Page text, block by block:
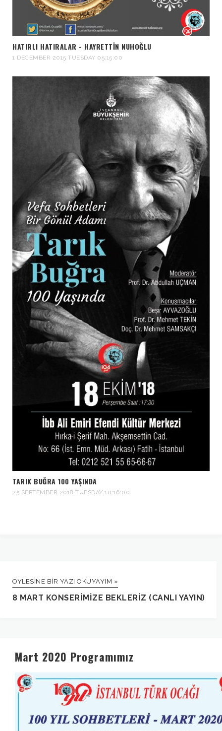
HATIRLI HATIRALAR - HAYRETTIN NUHOĞLU
1 DECEMBER 2015 TUESDAY 05:15:00
TARIK BUĞRA 100 YAŞINDA
25 SEPTEMBER 2018 TUESDAY 10:16:00
ÖYLESINE BIR YAZI OKUYAYIM »
8 MART KONSERIMIZE BEKLERIZ (CANLI YAYIN)
Mart 2020 Programımız